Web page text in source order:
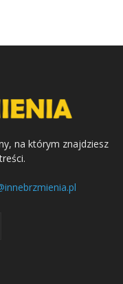
na którym znajdziesz